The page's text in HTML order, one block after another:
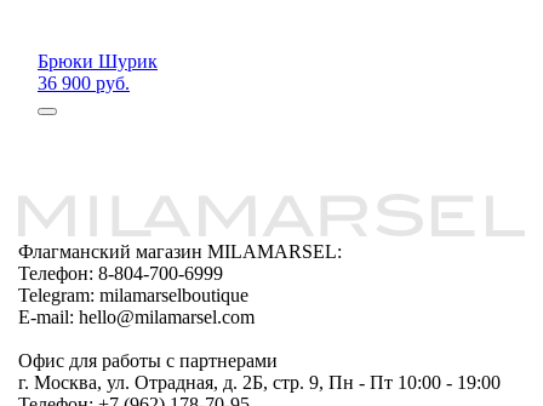
Брюки Шурик
36 900 руб.
Флагманский магазин MILAMARSEL:
Телефон: 8-804-700-6999
Telegram: milamarselboutique
E-mail: hello@milamarsel.com
Офис для работы с партнерами
г. Москва, ул. Отрадная, д. 2Б, стр. 9, Пн - Пт 10:00 - 19:00